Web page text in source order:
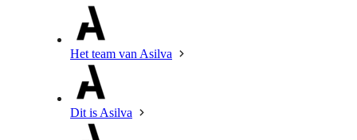
Het team van Asilva
Dit is Asilva